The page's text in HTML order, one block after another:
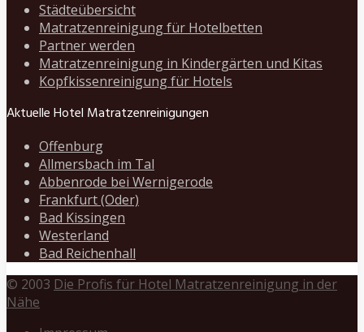
Städteübersicht
Matratzenreinigung für Hotelbetten
Partner werden
Matratzenreinigung in Kindergärten und Kitas
Kopfkissenreinigung für Hotels
Aktuelle Hotel Matratzenreinigungen
Offenburg
Allmersbach im Tal
Abbenrode bei Wernigerode
Frankfurt (Oder)
Bad Kissingen
Westerland
Bad Reichenhall
© 2003 Die Profis für Hotel Matratzenreinigung in der
Nähe